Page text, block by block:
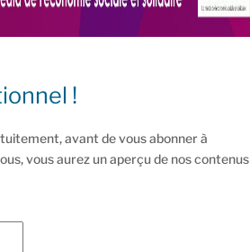
!
avant de vous abonner à
vous aurez un aperçu de nos contenus